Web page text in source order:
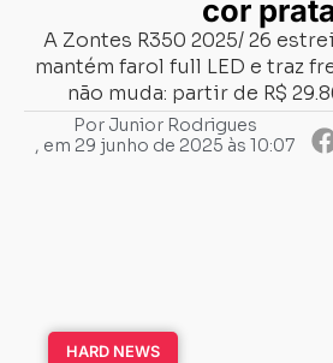
cor
A Zontes R350 2025/ 26
mantém farol full LED e traz
não muda: partir de R$
PorJunior Rodrigues
, em 29 junho de 2025 às 10:07
HARD NEWS